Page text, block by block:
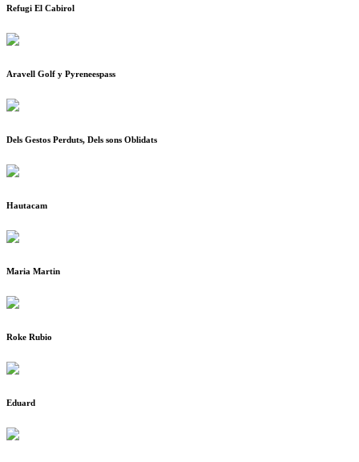
Refugi El Cabirol
Aravell Golf y Pyreneespass
Dels Gestos Perduts, Dels sons Oblidats
Hautacam
Maria Martin
Roke Rubio
Eduard